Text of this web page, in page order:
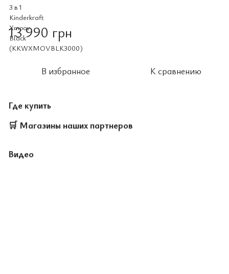
13 990 грн
В избранное К сравнению
Где купить
🛒 Магазины наших партнеров
Видео